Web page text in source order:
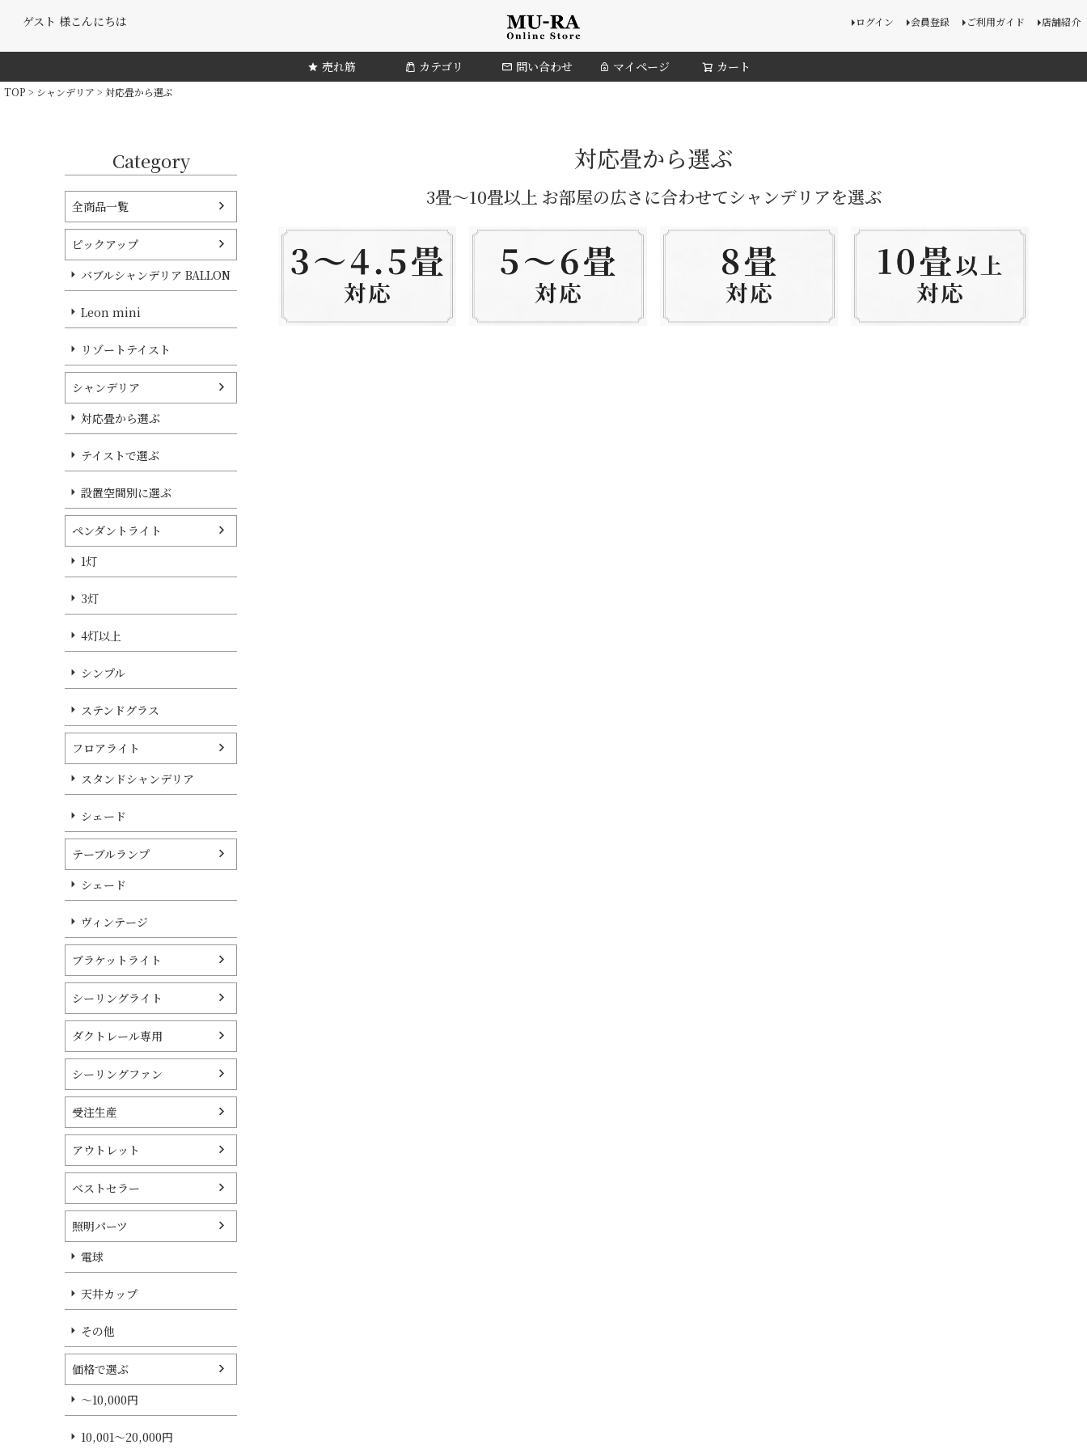
ゲスト 様こんにちは ログイン 会員登録 ご利用ガイド 店舗紹介
売れ筋 カテゴリ 問い合わせ マイページ カート
TOP シャンデリア 対応畳から選ぶ
Category
全商品一覧
ピックアップ
バブルシャンデリア BALLON
Leon mini
リゾートテイスト
シャンデリア
対応畳から選ぶ
テイストで選ぶ
設置空間別に選ぶ
ペンダントライト
1灯
3灯
4灯以上
シンプル
ステンドグラス
フロアライト
スタンドシャンデリア
シェード
テーブルランプ
シェード
ヴィンテージ
ブラケットライト
シーリングライト
ダクトレール専用
シーリングファン
受注生産
アウトレット
ベストセラー
照明パーツ
電球
天井カップ
その他
価格で選ぶ
～10,000円
10,001～20,000円
対応畳から選ぶ
3畳～10畳以上 お部屋の広さに合わせてシャンデリアを選ぶ